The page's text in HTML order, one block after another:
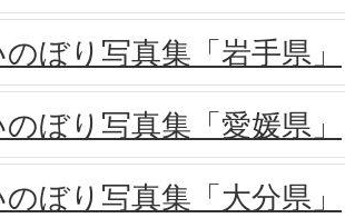
ぼり写真集「岩手県」
ぼり写真集「愛媛県」
ぼり写真集「大分県」